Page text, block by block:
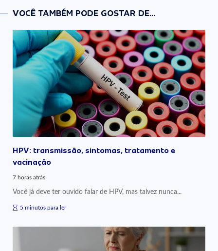
VOCÊ TAMBÉM PODE GOSTAR DE...
HPV: transmissão, sintomas, tratamento e
vacinação
7 horas atrás
Você já deve ter ouvido falar de HPV, mas talvez nunca...
5 minutos para ler